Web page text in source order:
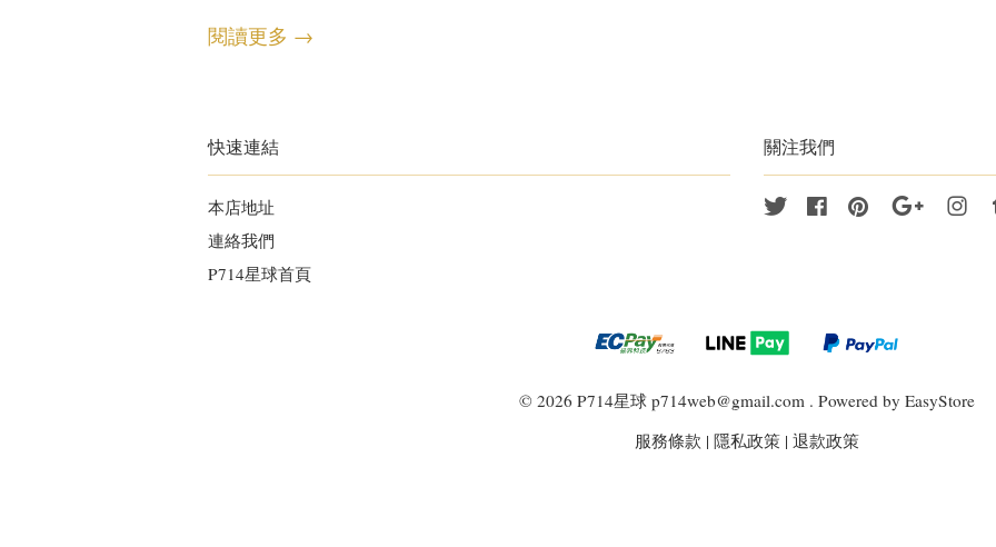
閱讀更多 →
快速連結
本店地址
連絡我們
P714星球首頁
關注我們
Twitter FacebookPinterest Google
© 2026 P714星球 p714web@gmail.com . Powered by EasyStore
服務條款 | 隱私政策 | 退款政策